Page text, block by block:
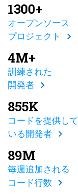
1300+
オープンソース
プロジェクト
4M+
訓練された
開発者
855K
コードを提供して
いる開発者
89M
毎週追加される
コード行数